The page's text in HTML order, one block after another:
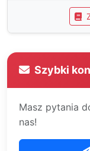
Szybki
Masz pytania
nas!